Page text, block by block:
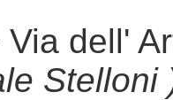
Via dell'
Stelloni